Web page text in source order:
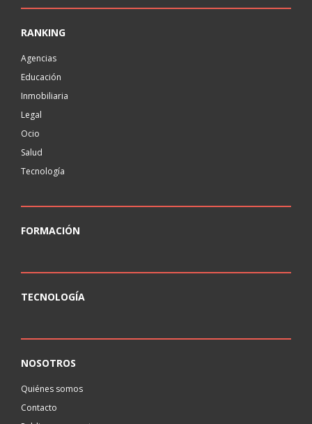
RANKING
Agencias
Educación
Inmobiliaria
Legal
Ocio
Salud
Tecnología
FORMACIÓN
TECNOLOGÍA
NOSOTROS
Quiénes somos
Contacto